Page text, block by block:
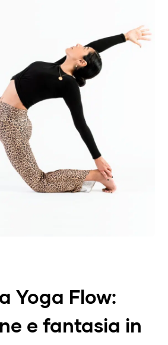
Yoga Flow:
e fantasia in